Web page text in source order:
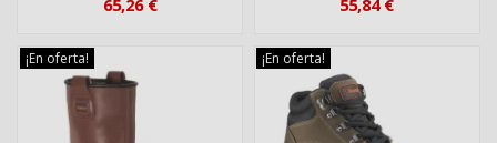
65,26 € 55,84 €
¡En oferta! ¡En oferta!